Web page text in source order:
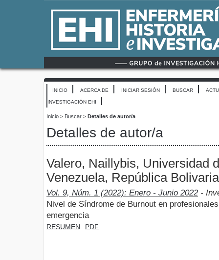
INICIO ACERCA DE INICIAR SESIÓN BUSCAR
INVESTIGACIÓN EHI
Inicio > Buscar > Detalles de autor/a
Detalles de autor/a
Valero, Naillybis, Universidad
Venezuela, República
Vol. 9, Núm. 1 (2022): Enero - Junio 2022-
Nivel de Síndrome de Burnout en
emergencia
RESUMEN PDF